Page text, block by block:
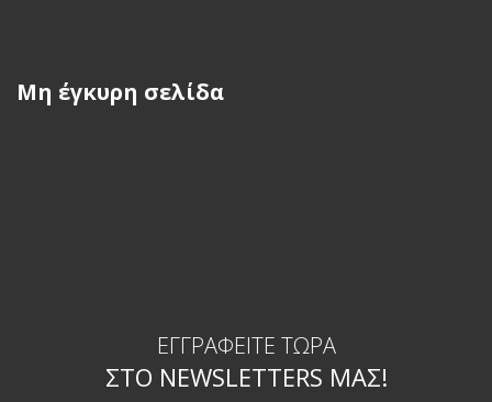
Μη έγκυρη σελίδα
ΕΓΓΡΑΦΕΊΤΕ ΤΏΡΑ
ΣΤΟ NEWSLETTERS ΜΑΣ!